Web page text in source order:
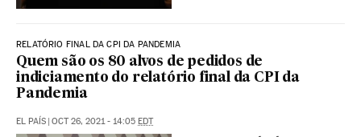
RELATÓRIO FINAL DA CPI DA PANDEMIA
Quem são os 80 alvos de pedidos de
indiciamento do relatório final da CPI da
Pandemia
EL PAÍS | OCT 26, 2021 - 14:05 EDT